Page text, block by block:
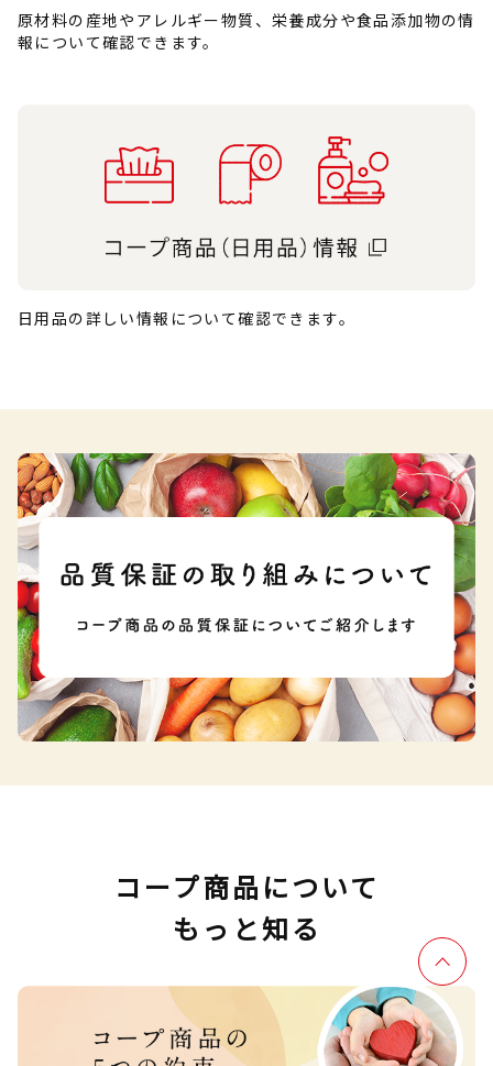
原材料の産地やアレルギー物質、栄養成分や食品添加物の情
報について確認できます。
日用品の詳しい情報について確認できます。
コープ商品について
もっと知る